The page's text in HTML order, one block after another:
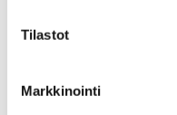
Tilastot
Markkinointi
lisäämisen
kokemaan hyötyyn
voidaan